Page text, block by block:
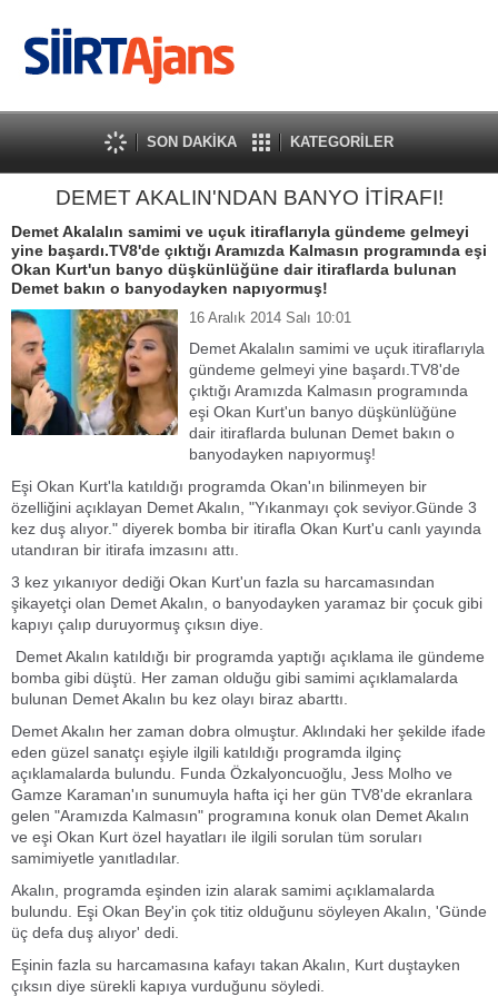
SON DAKİKA KATEGORİLER
DEMET AKALIN'NDAN BANYO İTİRAFI!
Demet Akalalın samimi ve uçuk itiraflarıyla gündeme gelmeyi
yine başardı.TV8'de çıktığı Aramızda Kalmasın programında eşi
Okan Kurt'un banyo düşkünlüğüne dair itiraflarda bulunan
Demet bakın o banyodayken napıyormuş!
16 Aralık 2014 Salı 10:01
Demet Akalalın samimi ve uçuk itiraflarıyla
gündeme gelmeyi yine başardı.TV8'de
çıktığı Aramızda Kalmasın programında
eşi Okan Kurt'un banyo düşkünlüğüne
dair itiraflarda bulunan Demet bakın o
banyodayken napıyormuş!
Eşi Okan Kurt'la katıldığı programda Okan'ın bilinmeyen bir
özelliğini açıklayan Demet Akalın, "Yıkanmayı çok seviyor.Günde 3
kez duş alıyor." diyerek bomba bir itirafla Okan Kurt'u canlı yayında
utandıran bir itirafa imzasını attı.
3 kez yıkanıyor dediği Okan Kurt'un fazla su harcamasından
şikayetçi olan Demet Akalın, o banyodayken yaramaz bir çocuk gibi
kapıyı çalıp duruyormuş çıksın diye.
Demet Akalın katıldığı bir programda yaptığı açıklama ile gündeme
bomba gibi düştü. Her zaman olduğu gibi samimi açıklamalarda
bulunan Demet Akalın bu kez olayı biraz abarttı.
Demet Akalın her zaman dobra olmuştur. Aklındaki her şekilde ifade
eden güzel sanatçı eşiyle ilgili katıldığı programda ilginç
açıklamalarda bulundu. Funda Özkalyoncuoğlu, Jess Molho ve
Gamze Karaman'ın sunumuyla hafta içi her gün TV8'de ekranlara
gelen "Aramızda Kalmasın" programına konuk olan Demet Akalın
ve eşi Okan Kurt özel hayatları ile ilgili sorulan tüm soruları
samimiyetle yanıtladılar.
Akalın, programda eşinden izin alarak samimi açıklamalarda
bulundu. Eşi Okan Bey'in çok titiz olduğunu söyleyen Akalın, 'Günde
üç defa duş alıyor' dedi.
Eşinin fazla su harcamasına kafayı takan Akalın, Kurt duştayken
çıksın diye sürekli kapıya vurduğunu söyledi.